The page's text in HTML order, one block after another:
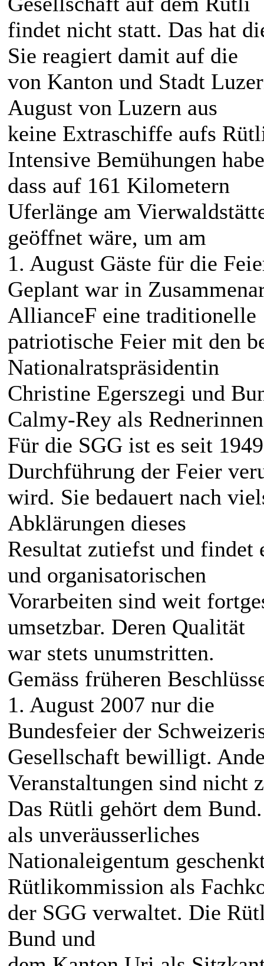
findet nicht statt. Das hat
Sie reagiert damit auf die
von Kanton und Stadt
August von Luzern aus
keine Extraschiffe aufs
Intensive Bemühungen
dass auf 161 Kilometern
Uferlänge am
geöffnet wäre, um am
1. August Gäste für die
Geplant war in
AllianceF eine traditionelle
patriotische Feier mit den
Nationalratspräsidentin
Christine Egerszegi und
Calmy-Rey als
Für die SGG ist es seit
Durchführung der Feier
wird. Sie bedauert nach
Abklärungen dieses
Resultat zutiefst und findet
und organisatorischen
Vorarbeiten sind weit
umsetzbar. Deren Qualität
war stets unumstritten.
Gemäss früheren
1. August 2007 nur die
Bundesfeier der
Gesellschaft bewilligt.
Veranstaltungen sind nicht
Das Rütli gehört dem
als unveräusserliches
Nationaleigentum
Rütlikommission als
der SGG verwaltet. Die
Bund und